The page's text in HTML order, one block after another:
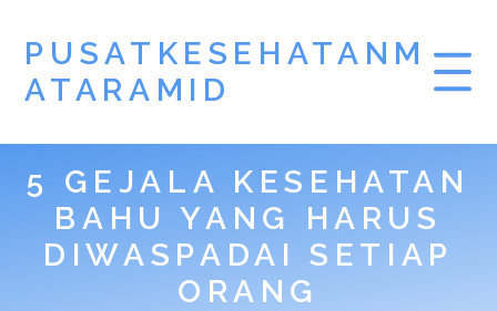
PUSATKESEHATANM
ATARAMID
5 GEJALA KESEHATAN
BAHU YANG HARUS
DIWASPADAI SETIAP
ORANG